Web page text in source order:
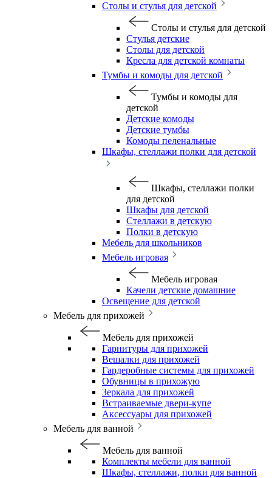
Столы и стулья для детской
Столы и стулья для детской
Стулья детские
Столы для детской
Кресла для детской комнаты
Тумбы и комоды для детской
Тумбы и комоды для
детской
Детские комоды
Детские тумбы
Комоды пеленальные
Шкафы, стеллажи полки для детской
Шкафы, стеллажи полки
для детской
Шкафы для детской
Стеллажи в детскую
Полки в детскую
Мебель для школьников
Мебель игровая
Мебель игровая
Качели детские домашние
Освещение для детской
Мебель для прихожей
Мебель для прихожей
Гарнитуры для прихожей
Вешалки для прихожей
Гардеробные системы для прихожей
Обувницы в прихожую
Зеркала для прихожей
Встраиваемые двери-купе
Аксессуары для прихожей
Мебель для ванной
Мебель для ванной
Комплекты мебели для ванной
Шкафы, стеллажи, полки для ванной